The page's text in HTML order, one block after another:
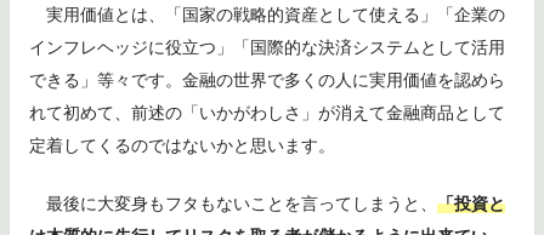
実用価値とは、「国家の戦略的資産として使える」「企業の
インフレヘッジに役立つ」「国際的な決済システムとして活用
できる」等々です。金融の世界で多くの人に実用価値を認めら
れて初めて、前述の「いかがわしさ」が消えて金融商品として
定着してくるのではないかと思います。
最後に大変身もフタもないことを言ってしまうと、 「投資と